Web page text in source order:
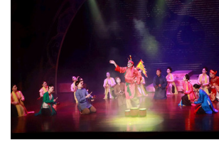
ức, mà là làm thế nào để những giá trị ấy trở
phát triển, thành sức mạnh mềm, thành
thành năng lực cạnh tranh của Thủ đô.